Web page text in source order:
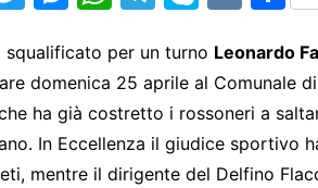
itt
er
s
s
e
n
at
s
A
p
e
gr
a
m
y
p
e
ar
e
squalificato per un turno Leonardo
domenica 25 aprile al Comunale
ha già costretto i rossoneri a
In Eccellenza il giudice sportivo
mentre il dirigente del Delfino